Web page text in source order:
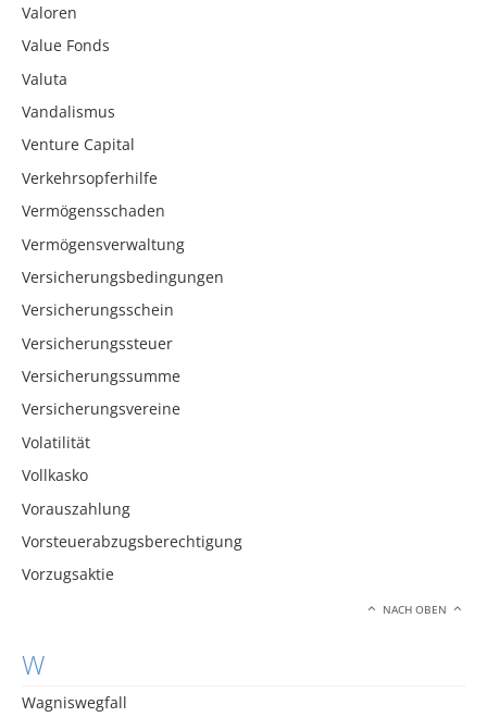
Valoren
Value Fonds
Valuta
Vandalismus
Venture Capital
Verkehrsopferhilfe
Vermögensschaden
Vermögensverwaltung
Versicherungsbedingungen
Versicherungsschein
Versicherungssteuer
Versicherungssumme
Versicherungsvereine
Volatilität
Vollkasko
Vorauszahlung
Vorsteuerabzugsberechtigung
Vorzugsaktie
NACH OBEN
W
Wagniswegfall